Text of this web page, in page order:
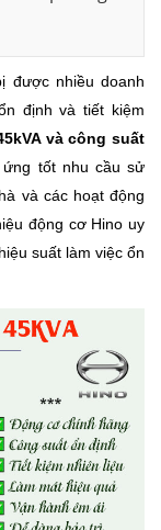
được nhiều doanh
định và tiết kiệm
và công suất
tốt nhu cầu sử
và các hoạt động
động cơ Hino uy
suất làm việc ổn